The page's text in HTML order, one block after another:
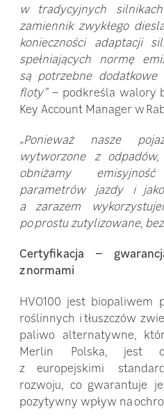
w tradycyjnych
zamiennik zwykłego
konieczności adaptacji
spełniających normę
są potrzebne
floty”– podkreśla walory
Key Account Manager w
„Ponieważ nasze
wytworzone z
obniżamy
parametrów jazdy i
a zarazem
po prostu zutylizowane,
Certyfikacja –
z normami
HVO100 jest biopaliwem
roślinnych i tłuszczów
paliwo alternatywne,
Merlin Polska, jest
z europejskimi
rozwoju, co gwarantuje
pozytywny wpływ na